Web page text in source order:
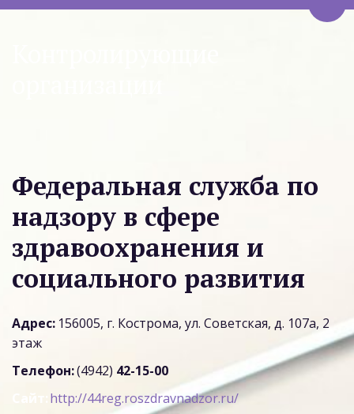
Федеральная служба по
надзору в сфере
здравоохранения и
социального развития
Адрес: 156005, г. Кострома, ул. Советская, д. 107а, 2
этаж
Телефон: (4942) 42-15-00
http://44reg.roszdravnadzor.ru/